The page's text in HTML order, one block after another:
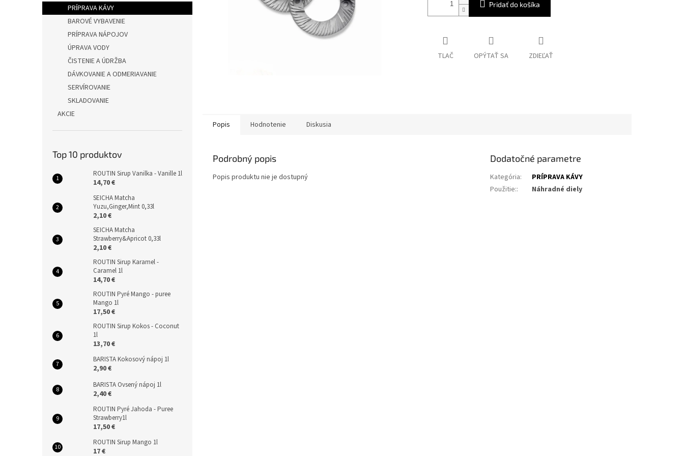
PRÍPRAVA KÁVY
BAROVÉ VYBAVENIE
PRÍPRAVA NÁPOJOV
ÚPRAVA VODY
ČISTENIE A ÚDRŽBA
DÁVKOVANIE A ODMERIAVANIE
SERVÍROVANIE
SKLADOVANIE
AKCIE
Top 10 produktov
ROUTIN Sirup Vanilka - Vanille 1l
14,70 €
SEICHA Matcha
Yuzu,Ginger,Mint 0,33l
2,10 €
SEICHA Matcha
Strawberry&Apricot 0,33l
2,10 €
ROUTIN Sirup Karamel -
Caramel 1l
14,70 €
ROUTIN Pyré Mango - puree
Mango 1l
17,50 €
ROUTIN Sirup Kokos - Coconut
1l
13,70 €
BARISTA Kokosový nápoj 1l
2,90 €
BARISTA Ovsený nápoj 1l
2,40 €
ROUTIN Pyré Jahoda - Puree
Strawberry1l
17,50 €
ROUTIN Sirup Mango 1l
17 €
Pridať do košíka
TLAČ OPÝTAŤ SA ZDIEĽAŤ
Popis Hodnotenie Diskusia
Podrobný popis
Popis produktu nie je dostupný
Dodatočné parametre
Kategória:
PRÍPRAVA KÁVY
Použitie:: Náhradné diely